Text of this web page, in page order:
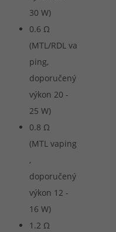
30 W)
0.6 Ω
(MTL/RDL va
ping,
doporučený
výkon 20 -
25 W)
0.8 Ω
(MTL vaping
,
doporučený
výkon 12 -
16 W)
1.2 Ω